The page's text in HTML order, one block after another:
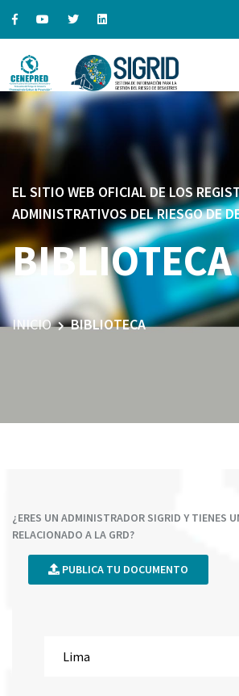
EL SITIO WEB OFICIAL DE LOS
ADMINISTRATIVOS DEL RIESGO DE
BIBLIOTECA
INICIO BIBLIOTECA
¿ERES UN ADMINISTRADOR SIGRID Y TIENES
RELACIONADO A LA GRD?
PUBLICA TU DOCUMENTO